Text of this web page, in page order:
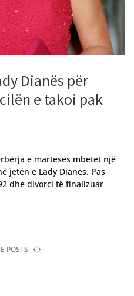
Dianës për
e takoi pak
e martesës mbetet një
jetën e Lady Dianës. Pas
dhe divorci të finalizuar
POSTS